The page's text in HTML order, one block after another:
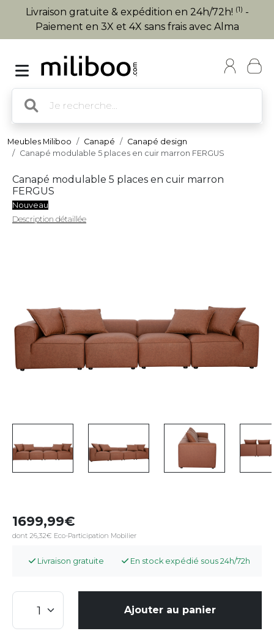
Livraison gratuite & expédition en 24h/72h! (1) -
Paiement en 3X et 4X sans frais avec Alma
Meubles Miliboo Canapé
Canapé design
Canapé modulable 5 places en cuir marron FERGUS
Canapé modulable 5 places en cuir marron
FERGUS
Nouveau
Description détaillée
1699,99
dont 26,32€ Eco-Participation Mobilier
Livraison gratuite En stock expédié sous 24h/72h
Ajouter au panier